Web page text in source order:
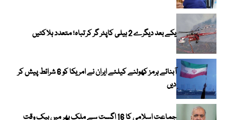
یکے بعد دیگرے 2 ہیلی کاپٹر گر کر تباہ؛ متعدد ہلاکتیں
آبنائے ہرمز کھولنے کیلئے ایران نے امریکا کو 6 شرائط پیش کر
دیں
جماعت اسلامی کا 16 اگست سے ملک بھر میں بیک وقت